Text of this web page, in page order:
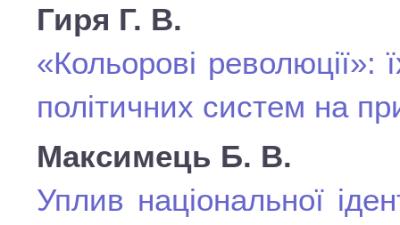
Гиря Г. В.
«Кольорові революції»:
політичних систем на
Максимець Б. В.
Уплив національної